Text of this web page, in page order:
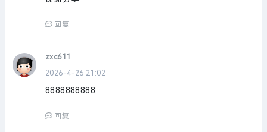
回复
zxc611
2026-4-26 21:02
8888888888
回复